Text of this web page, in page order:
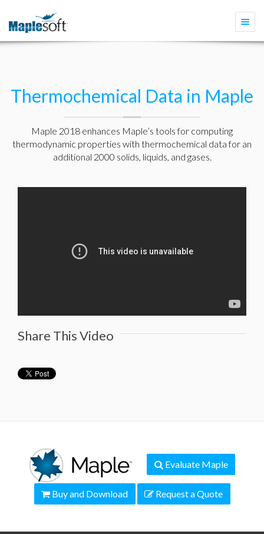
Thermochemical Data in Maple
Maple 2018 enhances Maple’s tools for computing
thermodynamic properties with thermochemical data for an
additional 2000 solids, liquids, and gases.
Share This Video
Evaluate Maple
Buy and Download Request a Quote